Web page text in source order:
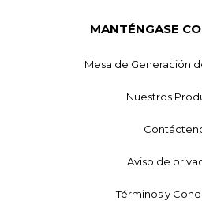
MANTÉNGASE
Mesa de Generación
Nuestros
Aviso de
Términos y